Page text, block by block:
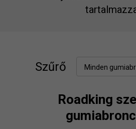
Szűrő Minden
Roadking